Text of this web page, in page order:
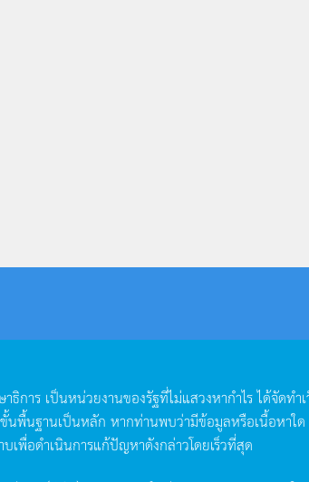
ธิการ เป็นหน่วยงานของรัฐที่ไม่แสวงหากำไรได้จัดทำ
นพื้นฐานเป็นหลัก หากท่านพบว่ามีข้อมูลหรือเนื้อหาใด
บเพื่อดำเนินการแก้ปัญหาดังกล่าวโดยเร็วที่สุด